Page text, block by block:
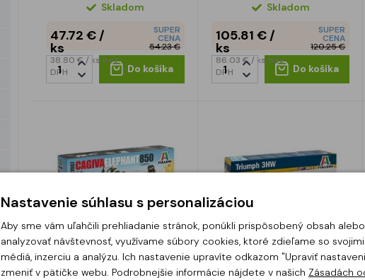
Skladom
47.72 €/
ks
38.80 €/ ks bez
DPH
SUPER
CENA
54.23 €
Do košíka
Skladom
105.81 €/
ks
86.03 € / ks bez
DPH
SUPER
CENA
120.25 €
Do košíka
Nastavenie súhlasu s personalizáciou
Aby sme vám uľahčili prehliadanie stránok, ponúkli prispôsobený obsah
analyzovať návštevnosť, využívame súbory cookies, ktoré zdieľame so
médiá, inzerciu a analýzu. Ich nastavenie upravíte odkazom "Upraviť
zmeniť v pätičke webu. Podrobnejšie informácie nájdete v našich Zásadách